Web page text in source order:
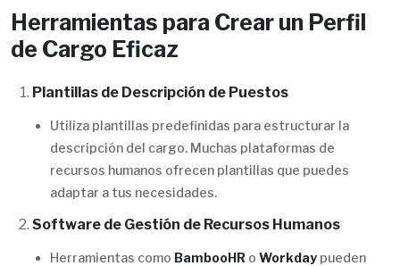
Herramientas para Crear un Perfil
de Cargo Eficaz
Plantillas de Descripción de Puestos
Utiliza plantillas predefinidas para estructurar la
descripción del cargo. Muchas plataformas de
recursos humanos ofrecen plantillas que puedes
adaptar a tus necesidades.
Software de Gestión de Recursos Humanos
Herramientas como BambooHR o Workday pueden